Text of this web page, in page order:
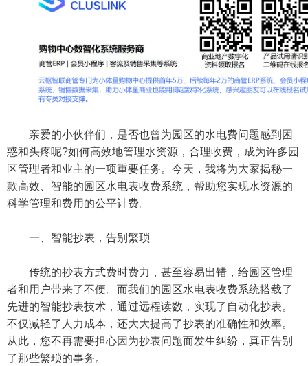
亲爱的小伙伴们，是否也曾为园区的水电费问题感到困
惑和头疼呢?如何高效地管理水资源，合理收费，成为许多园
区管理者和业主的一项重要任务。今天，我将为大家揭秘一
款高效、智能的园区水电表收费系统，帮助您实现水资源的
科学管理和费用的公平计费。
一、智能抄表，告别繁琐
传统的抄表方式费时费力，甚至容易出错，给园区管理
者和用户带来了不便。而我们的园区水电表收费系统搭载了
先进的智能抄表技术，通过远程读数，实现了自动化抄表。
不仅减轻了人力成本，还大大提高了抄表的准确性和效率。
从此，您不再需要担心因为抄表问题而发生纠纷，真正告别
了那些繁琐的事务。